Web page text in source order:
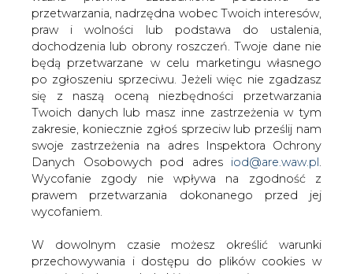
W dowolnym czasie możesz określić warunki
przechowywania i dostępu do plików cookies w
ustawieniach przeglądarki internetowej.
Jeśli zgadzasz się na wykorzystanie technologii
plików cookies wystarczy kliknąć poniższy przycisk
„Przejdź do serwisu”.
Zarząd Agencji Rynku Energii S.A Wydawca portalu
CIRE.pl
TREŚĆ KOMENTARZA
PODPIS
cire.pl
wyślij